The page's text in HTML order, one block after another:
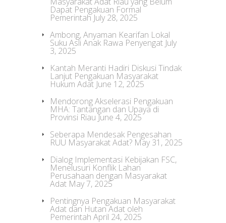
Dapat Pengakuan Formal
Pemerintah July 28, 2025
Ambong, Anyaman Kearifan Lokal
Suku Asli Anak Rawa Penyengat July
3, 2025
Kantah Meranti Hadiri Diskusi Tindak
Lanjut Pengakuan Masyarakat
Hukum Adat June 12, 2025
Mendorong Akselerasi Pengakuan
MHA: Tantangan dan Upaya di
Provinsi Riau June 4, 2025
Seberapa Mendesak Pengesahan
RUU Masyarakat Adat? May 31, 2025
Dialog Implementasi Kebijakan FSC,
Menelusuri Konflik Lahan
Perusahaan dengan Masyarakat
Adat May 7, 2025
Pentingnya Pengakuan Masyarakat
Adat dan Hutan Adat oleh
Pemerintah April 24, 2025